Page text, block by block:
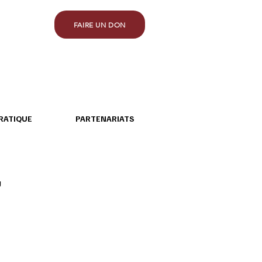
FAIRE UN DON
PARTENARIATS